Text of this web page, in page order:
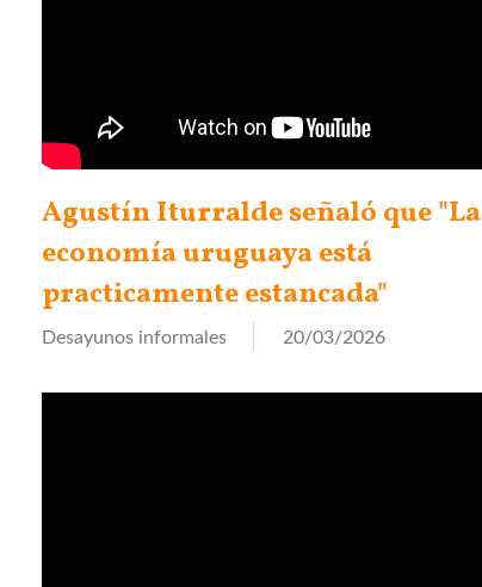
Agustín Iturralde señaló que "La
economía uruguaya está
practicamente estancada"
Desayunos informales 20/03/2026